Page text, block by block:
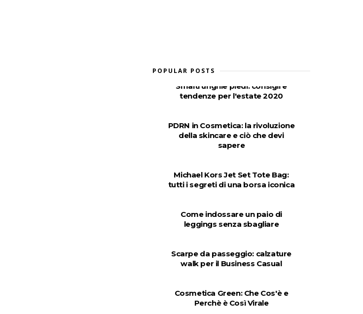
POPULAR POSTS
Smalti unghie piedi: consigli e
tendenze per l'estate 2020
PDRN in Cosmetica: la rivoluzione
della skincare e ciò che devi
sapere
Michael Kors Jet Set Tote Bag:
tutti i segreti di una borsa iconica
Come indossare un paio di
leggings senza sbagliare
Scarpe da passeggio: calzature
walk per il Business Casual
Cosmetica Green: Che Cos'è e
Perchè è Così Virale